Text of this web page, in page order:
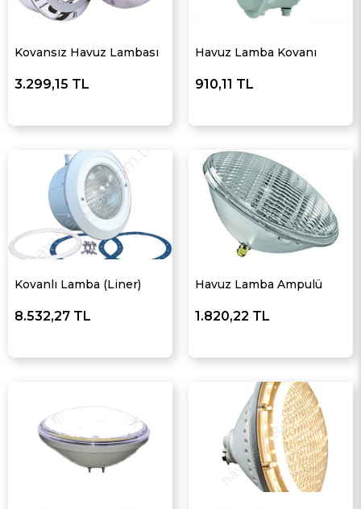
Kovansız Havuz Lambası
3.299,15 TL
Havuz Lamba Kovanı
910,11 TL
Kovanlı Lamba (Liner)
8.532,27 TL
Havuz Lamba Ampulü
1.820,22 TL